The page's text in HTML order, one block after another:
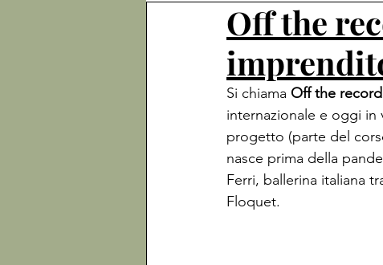
Off the
Si chiama Off the record
internazionale e oggi
progetto (parte del
nasce prima della
Ferri, ballerina italiana
Floquet.